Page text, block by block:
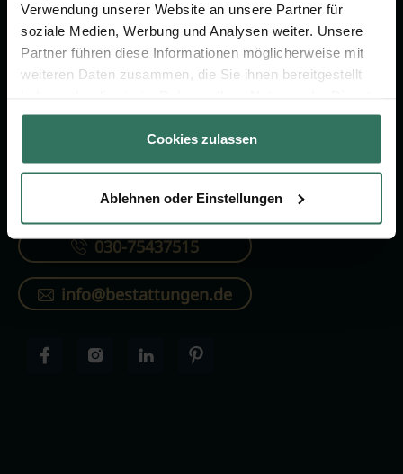
Verwendung unserer Website an unsere Partner für
soziale Medien, Werbung und Analysen weiter. Unsere
Partner führen diese Informationen möglicherweise mit
weiteren Daten zusammen, die Sie ihnen bereitgestellt
gesammelt haben.
Cookies zulassen
Ablehnen oder Einstellungen
FÜR SIE
Vergleich
Verzeichnis
FÜR BESTATTER
Online-Portal
KONTAKTIEREN SIE UNS
030-75437515
info@bestattungen.de